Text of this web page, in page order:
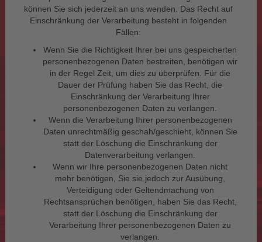
können Sie sich jederzeit an uns wenden. Das Recht auf
Einschränkung der Verarbeitung besteht in folgenden
Fällen:
Wenn Sie die Richtigkeit Ihrer bei uns gespeicherten
personenbezogenen Daten bestreiten, benötigen wir
in der Regel Zeit, um dies zu überprüfen. Für die
Dauer der Prüfung haben Sie das Recht, die
Einschränkung der Verarbeitung Ihrer
personenbezogenen Daten zu verlangen.
Wenn die Verarbeitung Ihrer personenbezogenen
Daten unrechtmäßig geschah/geschieht, können Sie
statt der Löschung die Einschränkung der
Datenverarbeitung verlangen.
Wenn wir Ihre personenbezogenen Daten nicht
mehr benötigen, Sie sie jedoch zur Ausübung,
Verteidigung oder Geltendmachung von
Rechtsansprüchen benötigen, haben Sie das Recht,
statt der Löschung die Einschränkung der
Verarbeitung Ihrer personenbezogenen Daten zu
verlangen.